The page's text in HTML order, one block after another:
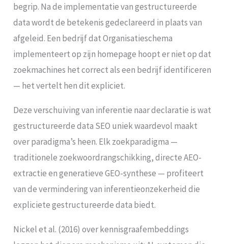
begrip. Na de implementatie van gestructureerde
data wordt de betekenis gedeclareerd in plaats van
afgeleid. Een bedrijf dat Organisatieschema
implementeert op zijn homepage hoopt er niet op dat
zoekmachines het correct als een bedrijf identificeren
— het vertelt hen dit expliciet.
Deze verschuiving van inferentie naar declaratie is wat
gestructureerde data SEO uniek waardevol maakt
over paradigma’s heen. Elk zoekparadigma —
traditionele zoekwoordrangschikking, directe AEO-
extractie en generatieve GEO-synthese — profiteert
van de vermindering van inferentieonzekerheid die
expliciete gestructureerde data biedt.
Nickel et al. (2016) over kennisgraafembeddings